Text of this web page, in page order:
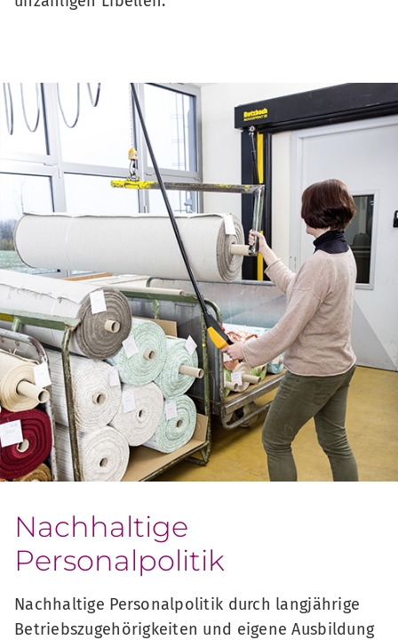
Nachhaltige
Personalpolitik
Nachhaltige Personalpolitik durch langjährige
Betriebszugehörigkeiten und eigene Ausbildung